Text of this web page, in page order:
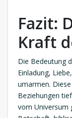
Fazit:
Kraft
Die Bedeutung
Einladung,
umarmen.
Beziehungen
vom Universum